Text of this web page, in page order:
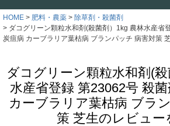
HOME 肥料・農薬
除草剤・殺菌剤
ダコグリーン顆粒水和剤(殺菌剤）1kg 農林水産省
炭疽病 カーブラリア葉枯病 ブランパッチ 病害対策
ダコグリーン顆粒水和剤(
水産省登録 第23062号 殺
カーブラリア葉枯病 ブラ
策 芝生のレビュー